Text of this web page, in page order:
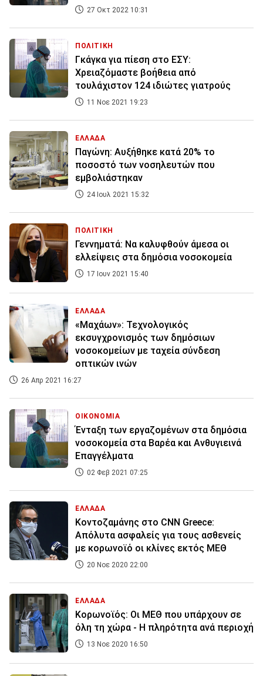
27 Οκτ 2022 10:31
ΠΟΛΙΤΙΚΗ
Γκάγκα για πίεση στο ΕΣΥ:
Χρειαζόμαστε βοήθεια από
τουλάχιστον 124 ιδιώτες γιατρούς
11 Νοε 2021 19:23
ΕΛΛΑΔΑ
Παγώνη: Αυξήθηκε κατά 20% το
ποσοστό των νοσηλευτών που
εμβολιάστηκαν
24 Ιουλ 2021 15:32
ΠΟΛΙΤΙΚΗ
Γεννηματά: Nα καλυφθούν άμεσα οι
ελλείψεις στα δημόσια νοσοκομεία
17 Ιουν 2021 15:40
ΕΛΛΑΔΑ
«Μαχάων»: Τεχνολογικός
εκσυγχρονισμός των δημόσιων
νοσοκομείων με ταχεία σύνδεση
οπτικών ινών
26 Απρ 2021 16:27
ΟΙΚΟΝΟΜΙΑ
Ένταξη των εργαζομένων στα δημόσια
νοσοκομεία στα Βαρέα και Ανθυγιεινά
Επαγγέλματα
02 Φεβ 2021 07:25
ΕΛΛΑΔΑ
Κοντοζαμάνης στο CNN Greece:
Απόλυτα ασφαλείς για τους ασθενείς
με κορωνοϊό οι κλίνες εκτός ΜΕΘ
20 Νοε 2020 22:00
ΕΛΛΑΔΑ
Κορωνοϊός: Οι ΜΕΘ που υπάρχουν σε
όλη τη χώρα - Η πληρότητα ανά περιοχή
13 Νοε 2020 16:50